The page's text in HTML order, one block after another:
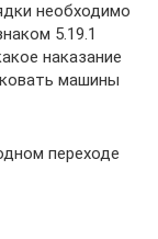
необходимо
5.19.1
наказание
машины
переходе